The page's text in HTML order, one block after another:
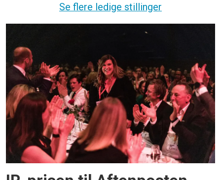
Se flere ledige stillinger